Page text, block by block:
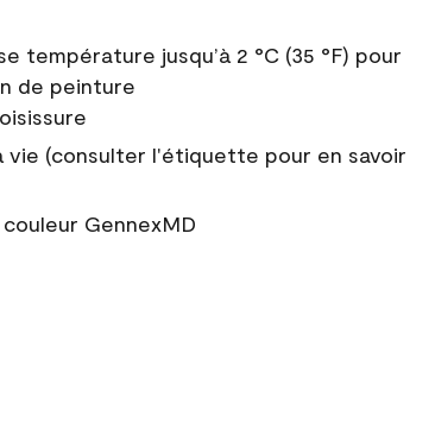
température jusqu’à 2 °C (35 °F) pour
de peinture
vie (consulter l'étiquette pour en savoir
GennexMD